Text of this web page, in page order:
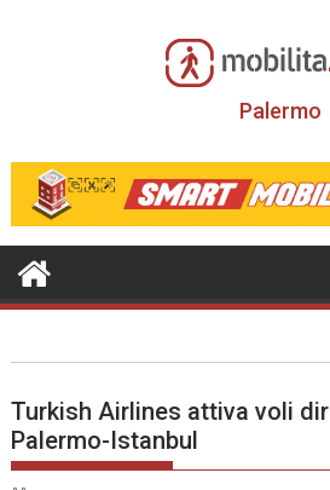
Palermo
Turkish Airlines attiva voli
Palermo-Istanbul